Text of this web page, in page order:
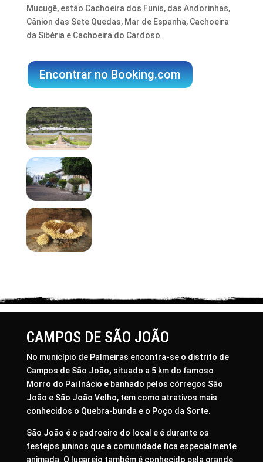
Mucugê, estão Cachoeira dos Funis, das Andorinhas,
Cânion das Sete Quedas, Mar de Espanha, Cachoeira
da Sibéria e Cachoeira do Cardoso.
Encontrar no Booking.com
CAMPOS DE SÃO JOÃO
No município de Palmeiras encontra-se o distrito de
Campos de São João, situado a 5 km do famoso
Morro do Pai Inácio e banhado pelos córregos São
João e São João Velho, tem como atrativos mais
conhecidos o Quebra-bunda e o Poço da Sorte.
São João é o padroeiro do local e é durante os
festejos juninos que a comunidade fica especialmente
animada. O lugarejo também é conhecido pela grande